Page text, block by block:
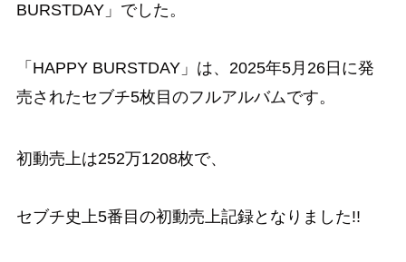
BURSTDAY」でした。
「HAPPY BURSTDAY」は、2025年5月26日に発
売されたセブチ5枚目のフルアルバムです。
初動売上は252万1208枚で、
セブチ史上5番目の初動売上記録となりました!!